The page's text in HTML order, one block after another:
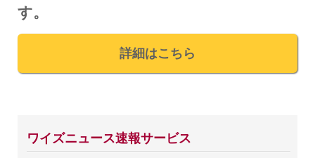
す。
詳細はこちら
ワイズニュース速報サービス